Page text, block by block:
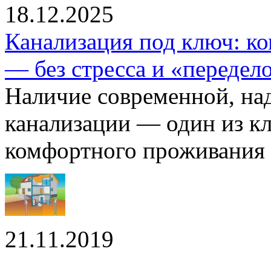
18.12.2025
Канализация под ключ:
— без стресса и
Наличие современной,
канализации — один из
комфортного проживания
21.11.2019